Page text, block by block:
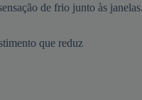
de frio junto às
que reduz